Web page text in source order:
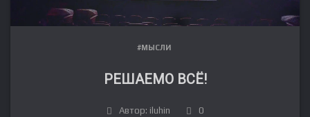
#МЫСЛИ
РЕШАЕМО ВСЁ!
Автор: iluhin 0